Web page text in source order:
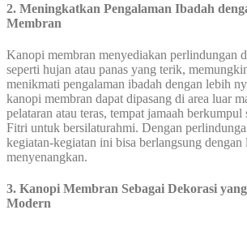
2. Meningkatkan Pengalaman Ibadah
Membran
Kanopi membran menyediakan perlindungan
seperti hujan atau panas yang terik,
menikmati pengalaman ibadah dengan lebih
kanopi membran dapat dipasang di area luar
pelataran atau teras, tempat jamaah berkumpul
Fitri untuk bersilaturahmi. Dengan
kegiatan-kegiatan ini bisa berlangsung
menyenangkan.
3. Kanopi Membran Sebagai Dekorasi
Modern